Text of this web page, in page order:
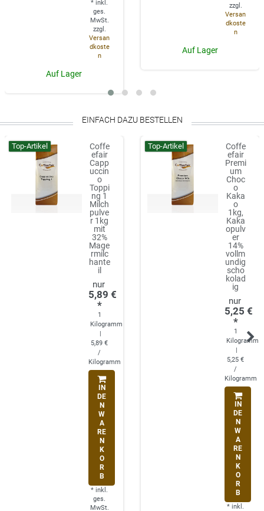
* inkl.
ges.
MwSt.
zzgl.
Versan
dkoste
n
Auf Lager
zzgl.
Versan
dkoste
n
Auf Lager
EINFACH DAZU BESTELLEN
Top-Artikel
Coffe
efair
Capp
uccin
o
Toppi
ng 1
Milch
pulve
r 1kg
mit
32%
Mage
rmilc
hante
il
5,89 €
*
1
Kilogramm
5,89 €
/
Kilogramm
IN
DE
N
W
A
RE
N
K
O
R
B
* inkl.
ges.
MwSt.
Top-Artikel
Coffe
efair
Premi
um
Choc
o
Kaka
o
1kg,
Kaka
opulv
er
14%
vollm
undig
scho
kolad
ig
5,25 €
*
1
Kilogramm
5,25 €
/
Kilogramm
IN
DE
N
W
A
RE
N
K
O
R
B
* inkl.